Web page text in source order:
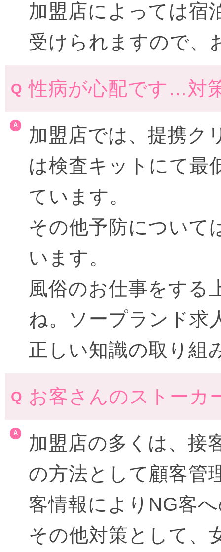
加盟店によっては宿
受けられますので、
性病が心配です…対
加盟店では、提携ク
は検査キットにて最
ています。
その他予防について
います。
風俗のお仕事をする
ね。ソープランド求
正しい知識の取り組
お客さんのストー
加盟店の多くは、接
の方法として顧客管
客情報によりNG客
その他対策として、